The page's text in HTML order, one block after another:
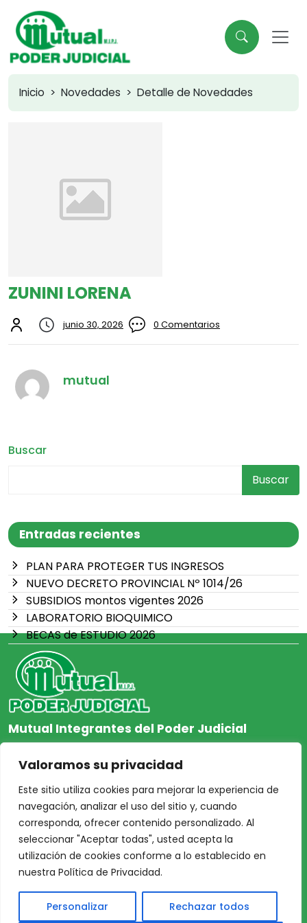
Valoramos su privacidad
Este sitio utiliza cookies para mejorar la experiencia de
navegación, analizar el uso del sitio y, cuando
corresponda, ofrecer contenido personalizado. Al
seleccionar "Aceptar todas", usted acepta la
utilización de cookies conforme a lo establecido en
nuestra Política de Privacidad.
Personalizar Rechazar todos
Buscar
Buscar
Entradas recientes
PLAN PARA PROTEGER TUS INGRESOS
NUEVO DECRETO PROVINCIAL Nº 1014/26
SUBSIDIOS montos vigentes 2026
LABORATORIO BIOQUIMICO
BECAS de ESTUDIO 2026
Inicio Novedades Detalle de Novedades
ZUNINI LORENA
junio 30, 2026 0 Comentarios
mutual
Mutual Integrantes del Poder Judicial
afiliacion@mjpj.org.ar
+54 9 342 467-4510
NOSOTROS
Inicio
Acceso Asociados
Nosotros
CENTRO DE AYUDA
Protección de Datos
Personales